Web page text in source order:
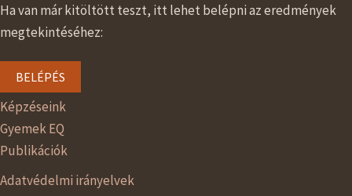
Ha van már kitöltött teszt, itt lehet belépni az eredmények
megtekintéséhez:
BELÉPÉS
Képzéseink
Gyemek EQ
Publikációk
Adatvédelmi irányelvek